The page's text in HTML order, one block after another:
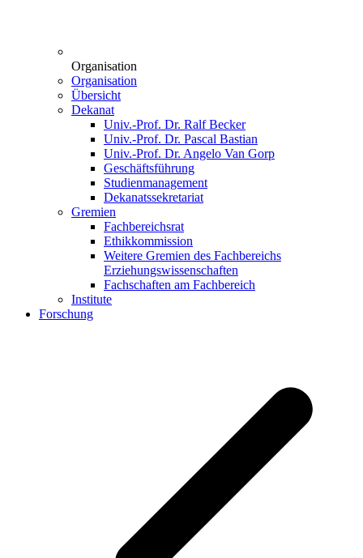
Organisation
Organisation
Übersicht
Dekanat
Univ.-Prof. Dr. Ralf Becker
Univ.-Prof. Dr. Pascal Bastian
Univ.-Prof. Dr. Angelo Van Gorp
Geschäftsführung
Studienmanagement
Dekanatssekretariat
Gremien
Fachbereichsrat
Ethikkommission
Weitere Gremien des Fachbereichs
Erziehungswissenschaften
Fachschaften am Fachbereich
Institute
Forschung